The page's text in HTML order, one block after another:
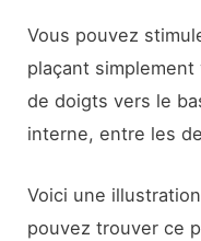
Vous pouvez
plaçant
de doigts vers le
interne, entre les
Voici une
pouvez trouver ce